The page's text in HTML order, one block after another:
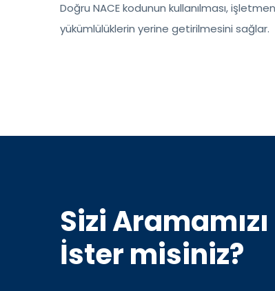
Doğru NACE kodunun kullanılması,
yükümlülüklerin yerine getirilmesini sağlar.
Sizi Aramamızı
İster misiniz?